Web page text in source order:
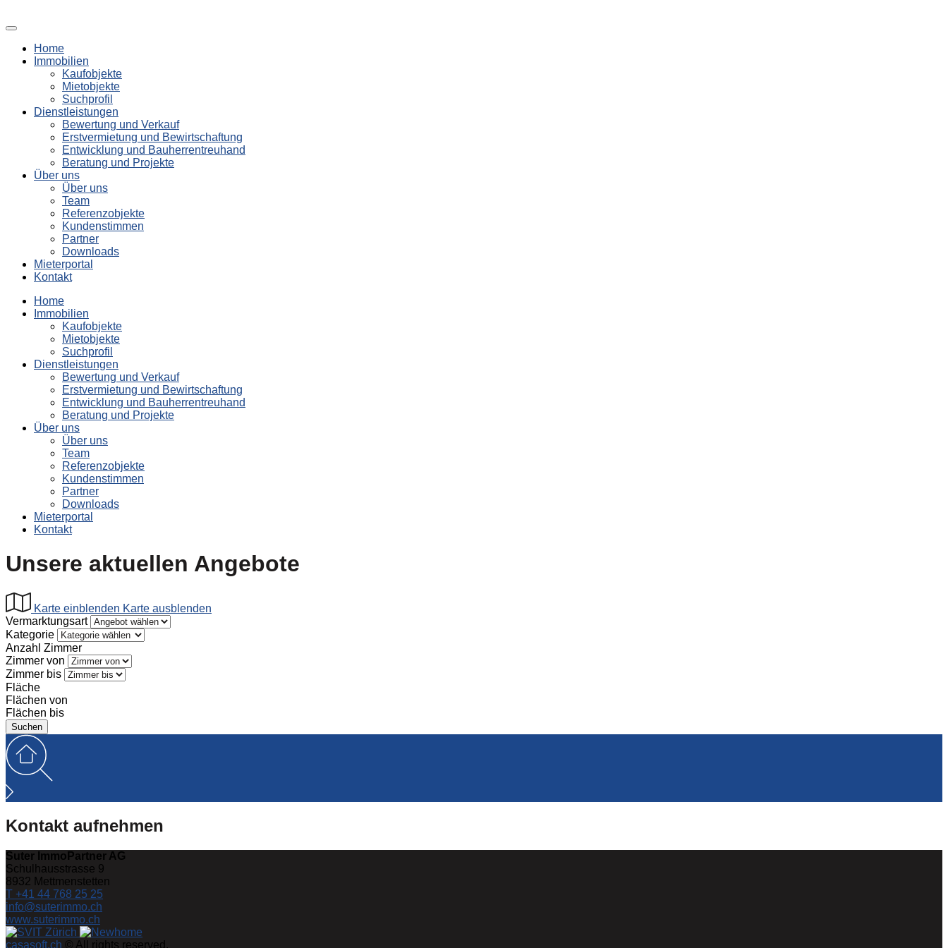
Home
Immobilien
Kaufobjekte
Mietobjekte
Suchprofil
Dienstleistungen
Bewertung und Verkauf
Erstvermietung und Bewirtschaftung
Entwicklung und Bauherrentreuhand
Beratung und Projekte
Über uns
Über uns
Team
Referenzobjekte
Kundenstimmen
Partner
Downloads
Mieterportal
Kontakt
Home
Immobilien
Kaufobjekte
Mietobjekte
Suchprofil
Dienstleistungen
Bewertung und Verkauf
Erstvermietung und Bewirtschaftung
Entwicklung und Bauherrentreuhand
Beratung und Projekte
Über uns
Über uns
Team
Referenzobjekte
Kundenstimmen
Partner
Downloads
Mieterportal
Kontakt
Unsere aktuellen Angebote
Karte einblenden Karte ausblenden
Vermarktungsart
Kategorie
Anzahl Zimmer
Zimmer von
Zimmer bis
Fläche
Flächen von
Flächen bis
Kontakt aufnehmen
Suter ImmoPartner AG
Schulhausstrasse 9
8932 Mettmenstetten
T +41 44 768 25 25
info@suterimmo.ch
www.suterimmo.ch
casasoft.ch © All rights reserved.